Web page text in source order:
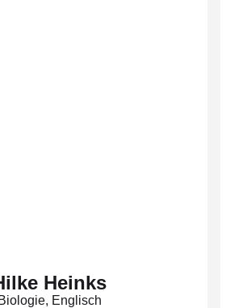
Heinks
Biologie, Englisch